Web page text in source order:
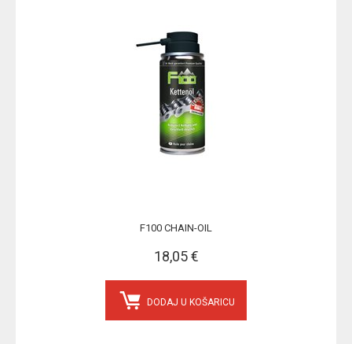
F100 CHAIN-OIL
18,05 €
DODAJ U KOŠARICU